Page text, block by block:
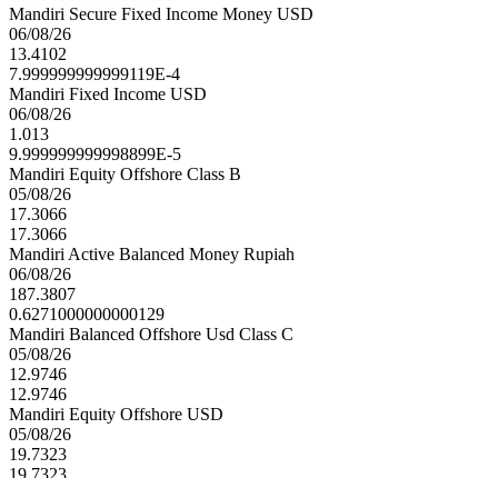
Mandiri Secure Fixed Income Money USD
06/08/26
13.4102
7.999999999999119E-4
Mandiri Fixed Income USD
06/08/26
1.013
9.999999999998899E-5
Mandiri Equity Offshore Class B
05/08/26
17.3066
17.3066
Mandiri Active Balanced Money Rupiah
06/08/26
187.3807
0.6271000000000129
Mandiri Balanced Offshore Usd Class C
05/08/26
12.9746
12.9746
Mandiri Equity Offshore USD
05/08/26
19.7323